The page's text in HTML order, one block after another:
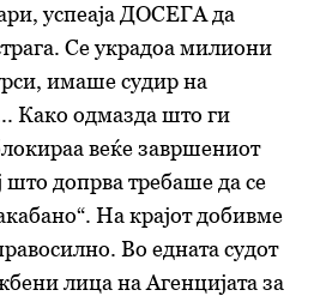
успеаја ДОСЕГА да
Се украдоа милиони
имаше судир на
Како одмазда што ги
веќе завршениот
што допрва требаше да се
На крајот добивме
Во едната судот
лица на Агенцијата за